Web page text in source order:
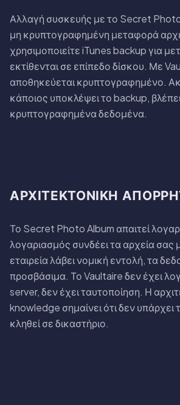
Αλλαγή συσκευής με το Secret Photo
μη κρυπτογραφημένη μεταφορά
χρησιμοποιείτε iTunes backup για
εκτίθενται σε επίπεδο δίσκου. Με
αποθηκεύεται κρυπτογραφημένο.
κάποιος υποκλέψει το backup,
κρυπτογραφημένα δεδομένα.
ΑΡΧΙΤΕΚΤΟΝΙΚΉ
Το Secret Photo Album απαιτεί
λογαριασμός συνδέει τα αρχεία σας
εταιρεία λάβει νομική εντολή, τα
προσβάσιμα. Το Vaultaire δεν έχει
server, δεν έχει ταυτοποίηση. Η
knowledge σημαίνει ότι δεν υπάρχει
κληθεί σε δικαστήριο.